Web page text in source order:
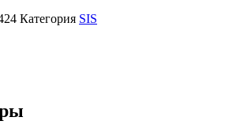
Категория SIS